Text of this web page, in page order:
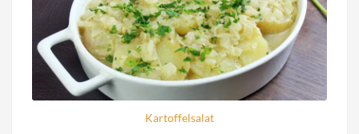
Kartoffelsalat